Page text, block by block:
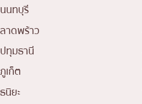
นนทบุรี
ลาดพร้าว
ปทุมธานี
ภูเก็ต
ธนิยะ